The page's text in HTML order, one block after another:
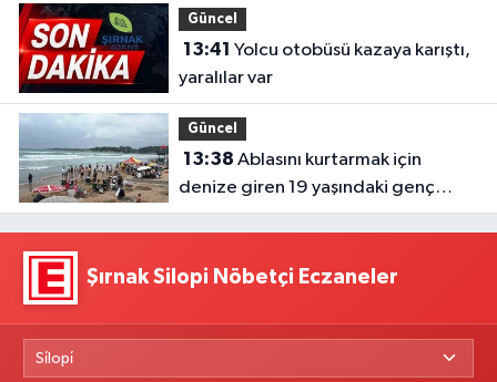
Güncel
13:41
yaralılar var
Güncel
13:38
denize giren 19 yaşındaki genç
hayatını kaybetti
Şırnak Silopi Nöbetçi Eczaneler